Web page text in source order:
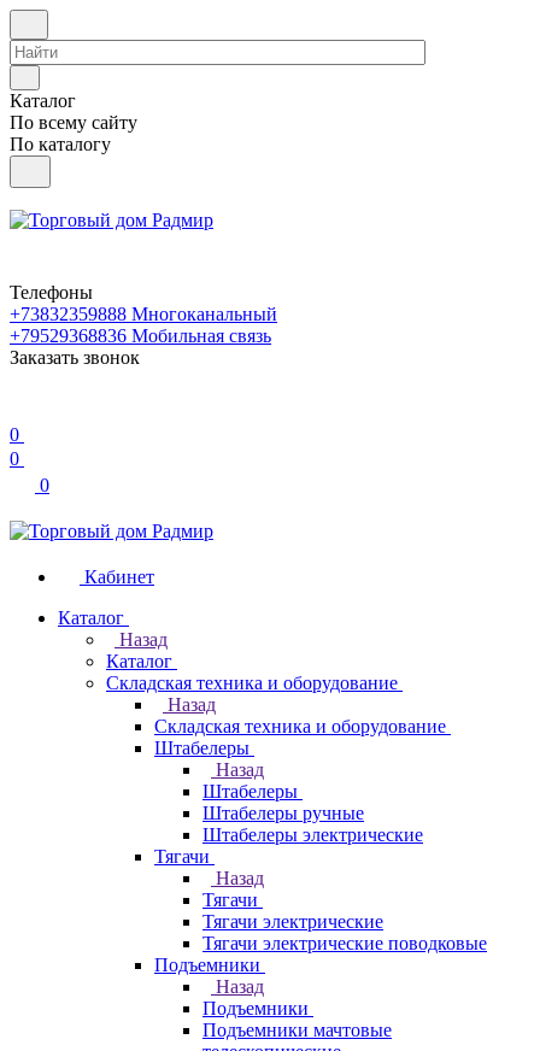
Каталог
По всему сайту
По каталогу
Телефоны
+73832359888 Многоканальный
+79529368836 Мобильная связь
Заказать звонок
0
0
0
Кабинет
Каталог
Назад
Каталог
Складская техника и оборудование
Назад
Складская техника и оборудование
Штабелеры
Назад
Штабелеры
Штабелеры ручные
Штабелеры электрические
Тягачи
Назад
Тягачи
Тягачи электрические
Тягачи электрические поводковые
Подъемники
Назад
Подъемники
Подъемники мачтовые